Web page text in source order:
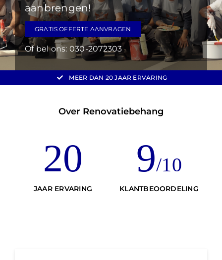
aanbrengen!
GRATIS OFFERTE AANVRAGEN
Of bel ons: 030-2072303
MEER DAN 20 JAAR ERVARING
Over Renovatiebehang
20
JAAR ERVARING
9/10
KLANTBEOORDELING